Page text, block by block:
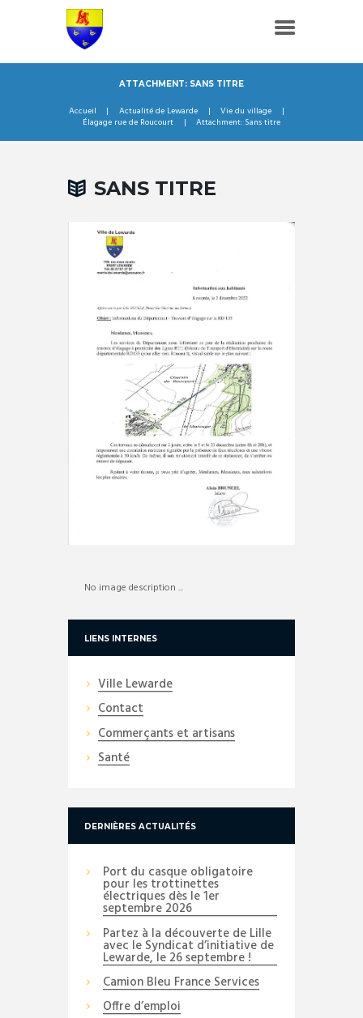
ATTACHMENT: SANS TITRE
Accueil Actualité de Lewarde
Vie du village
Élagage rue de Roucourt
Attachment: Sans titre
SANS TITRE
No image description ...
LIENS INTERNES
Ville Lewarde
Contact
Commerçants et artisans
Santé
DERNIÈRES ACTUALITÉS
Port du casque obligatoire
pour les trottinettes
électriques dès le 1er
septembre 2026
Partez à la découverte de Lille
avec le Syndicat d’initiative de
Lewarde, le 26 septembre !
Camion Bleu France Services
Offre d’emploi